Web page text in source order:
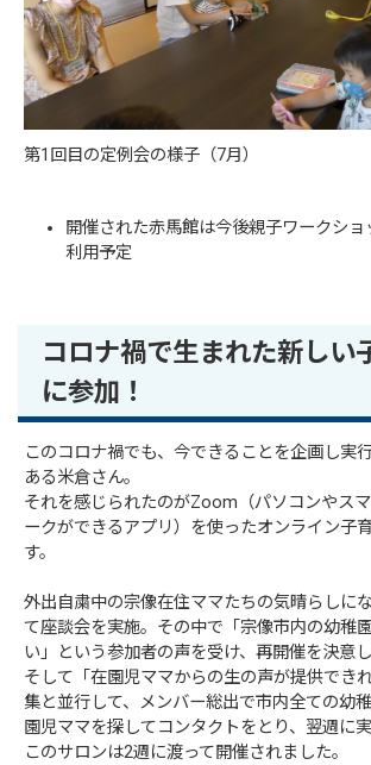
第1回目の定例会の様子（7月）
開催された赤馬館は今後親子ワークシ
利用予定
コロナ禍で生まれた新しい
に参加！
このコロナ禍でも、今できることを企画し実
ある米倉さん。
それを感じられたのがZoom（パソコンやス
ークができるアプリ）を使ったオンライン子
す。
外出自粛中の宗像在住ママたちの気晴らしに
て座談会を実施。その中で「宗像市内の幼稚
い」という参加者の声を受け、再開催を決意し
そして「在園児ママからの生の声が提供でき
集と並行して、メンバー総出で市内全ての幼
園児ママを探してコンタクトをとり、翌週に実
このサロンは2週に渡って開催されました。